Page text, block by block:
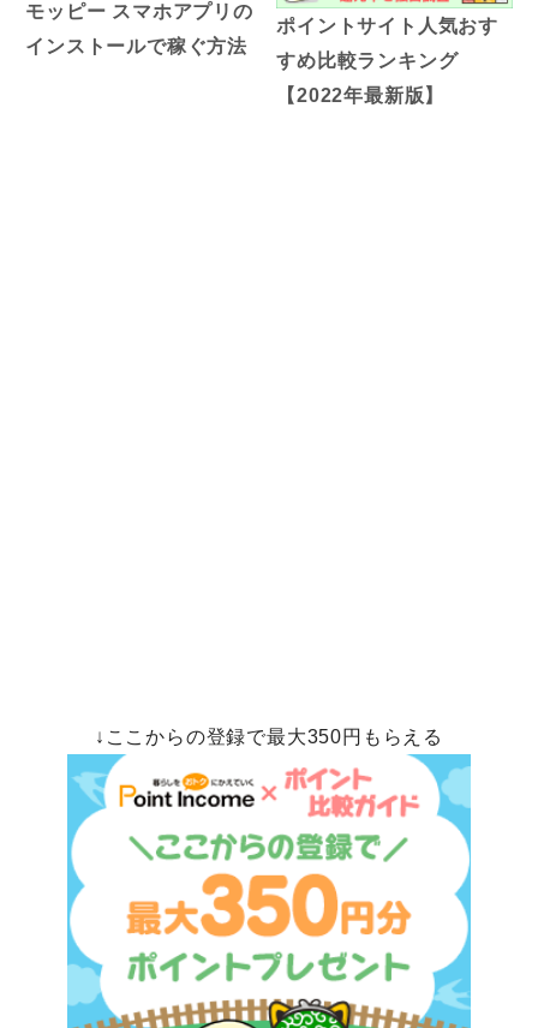
モッピー スマホアプリの
インストールで稼ぐ方法
ポイントサイト人気おす
すめ比較ランキング
【2022年最新版】
↓ここからの登録で最大350円もらえる